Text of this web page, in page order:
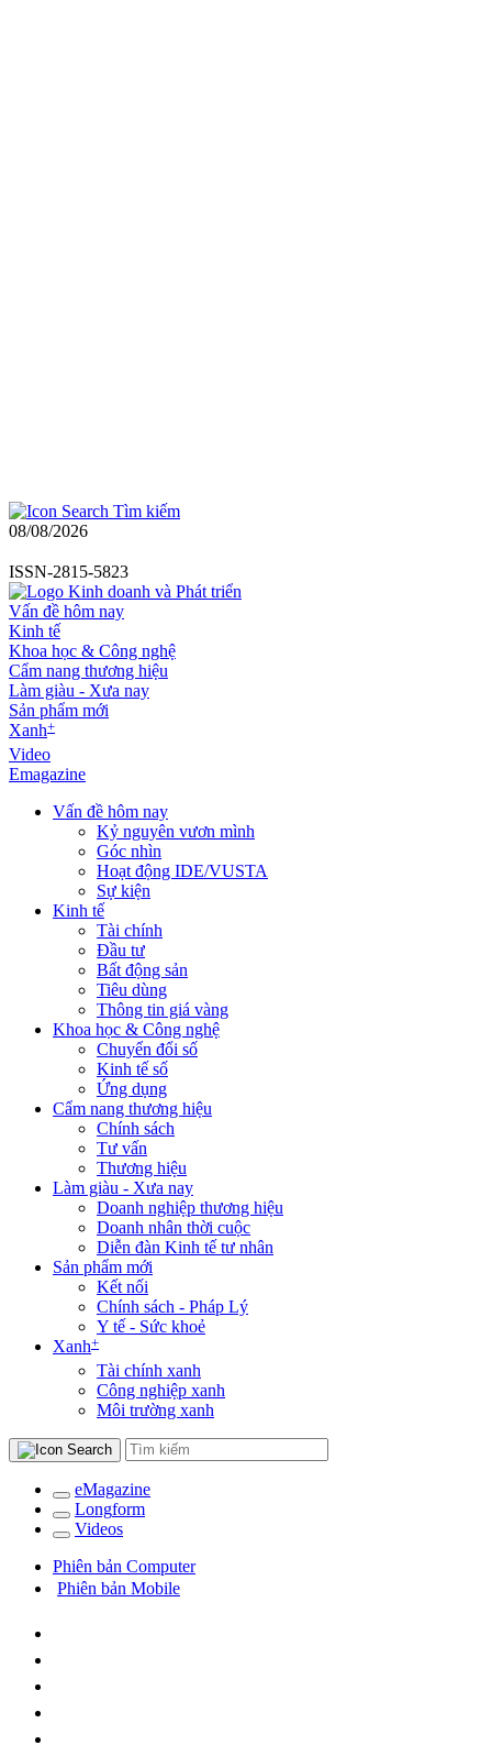
Tìm kiếm
08/08/2026
ISSN-2815-5823
Vấn đề hôm nay
Kinh tế
Khoa học & Công nghệ
Cẩm nang thương hiệu
Làm giàu - Xưa nay
Sản phẩm mới
Xanh+
Video
Emagazine
Vấn đề hôm nay
Kỷ nguyên vươn mình
Góc nhìn
Hoạt động IDE/VUSTA
Sự kiện
Kinh tế
Tài chính
Đầu tư
Bất động sản
Tiêu dùng
Thông tin giá vàng
Khoa học & Công nghệ
Chuyển đổi số
Kinh tế số
Ứng dụng
Cẩm nang thương hiệu
Chính sách
Tư vấn
Thương hiệu
Làm giàu - Xưa nay
Doanh nghiệp thương hiệu
Doanh nhân thời cuộc
Diễn đàn Kinh tế tư nhân
Sản phẩm mới
Kết nối
Chính sách - Pháp Lý
Y tế - Sức khoẻ
Xanh+
Tài chính xanh
Công nghiệp xanh
Môi trường xanh
eMagazine
Longform
Videos
Phiên bản Computer
Phiên bản Mobile